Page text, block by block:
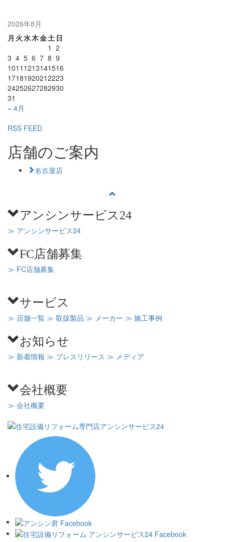
2026年8月
月 火水木金土 日
1 2
3 4 5 6 7 8 9
1011 1213141516
17181920212223
24252627282930
31
« 4月
RSS FEED
店舗のご案内
名古屋店
アンシンサービス24
≫ アンシンサービス24
FC店舗募集
≫ FC店舗募集
サービス
≫ 店舗一覧 ≫ 取扱製品 ≫ メーカー ≫ 施工事例
お知らせ
≫ 新着情報 ≫ プレスリリース ≫ メディア
会社概要
≫ 会社概要